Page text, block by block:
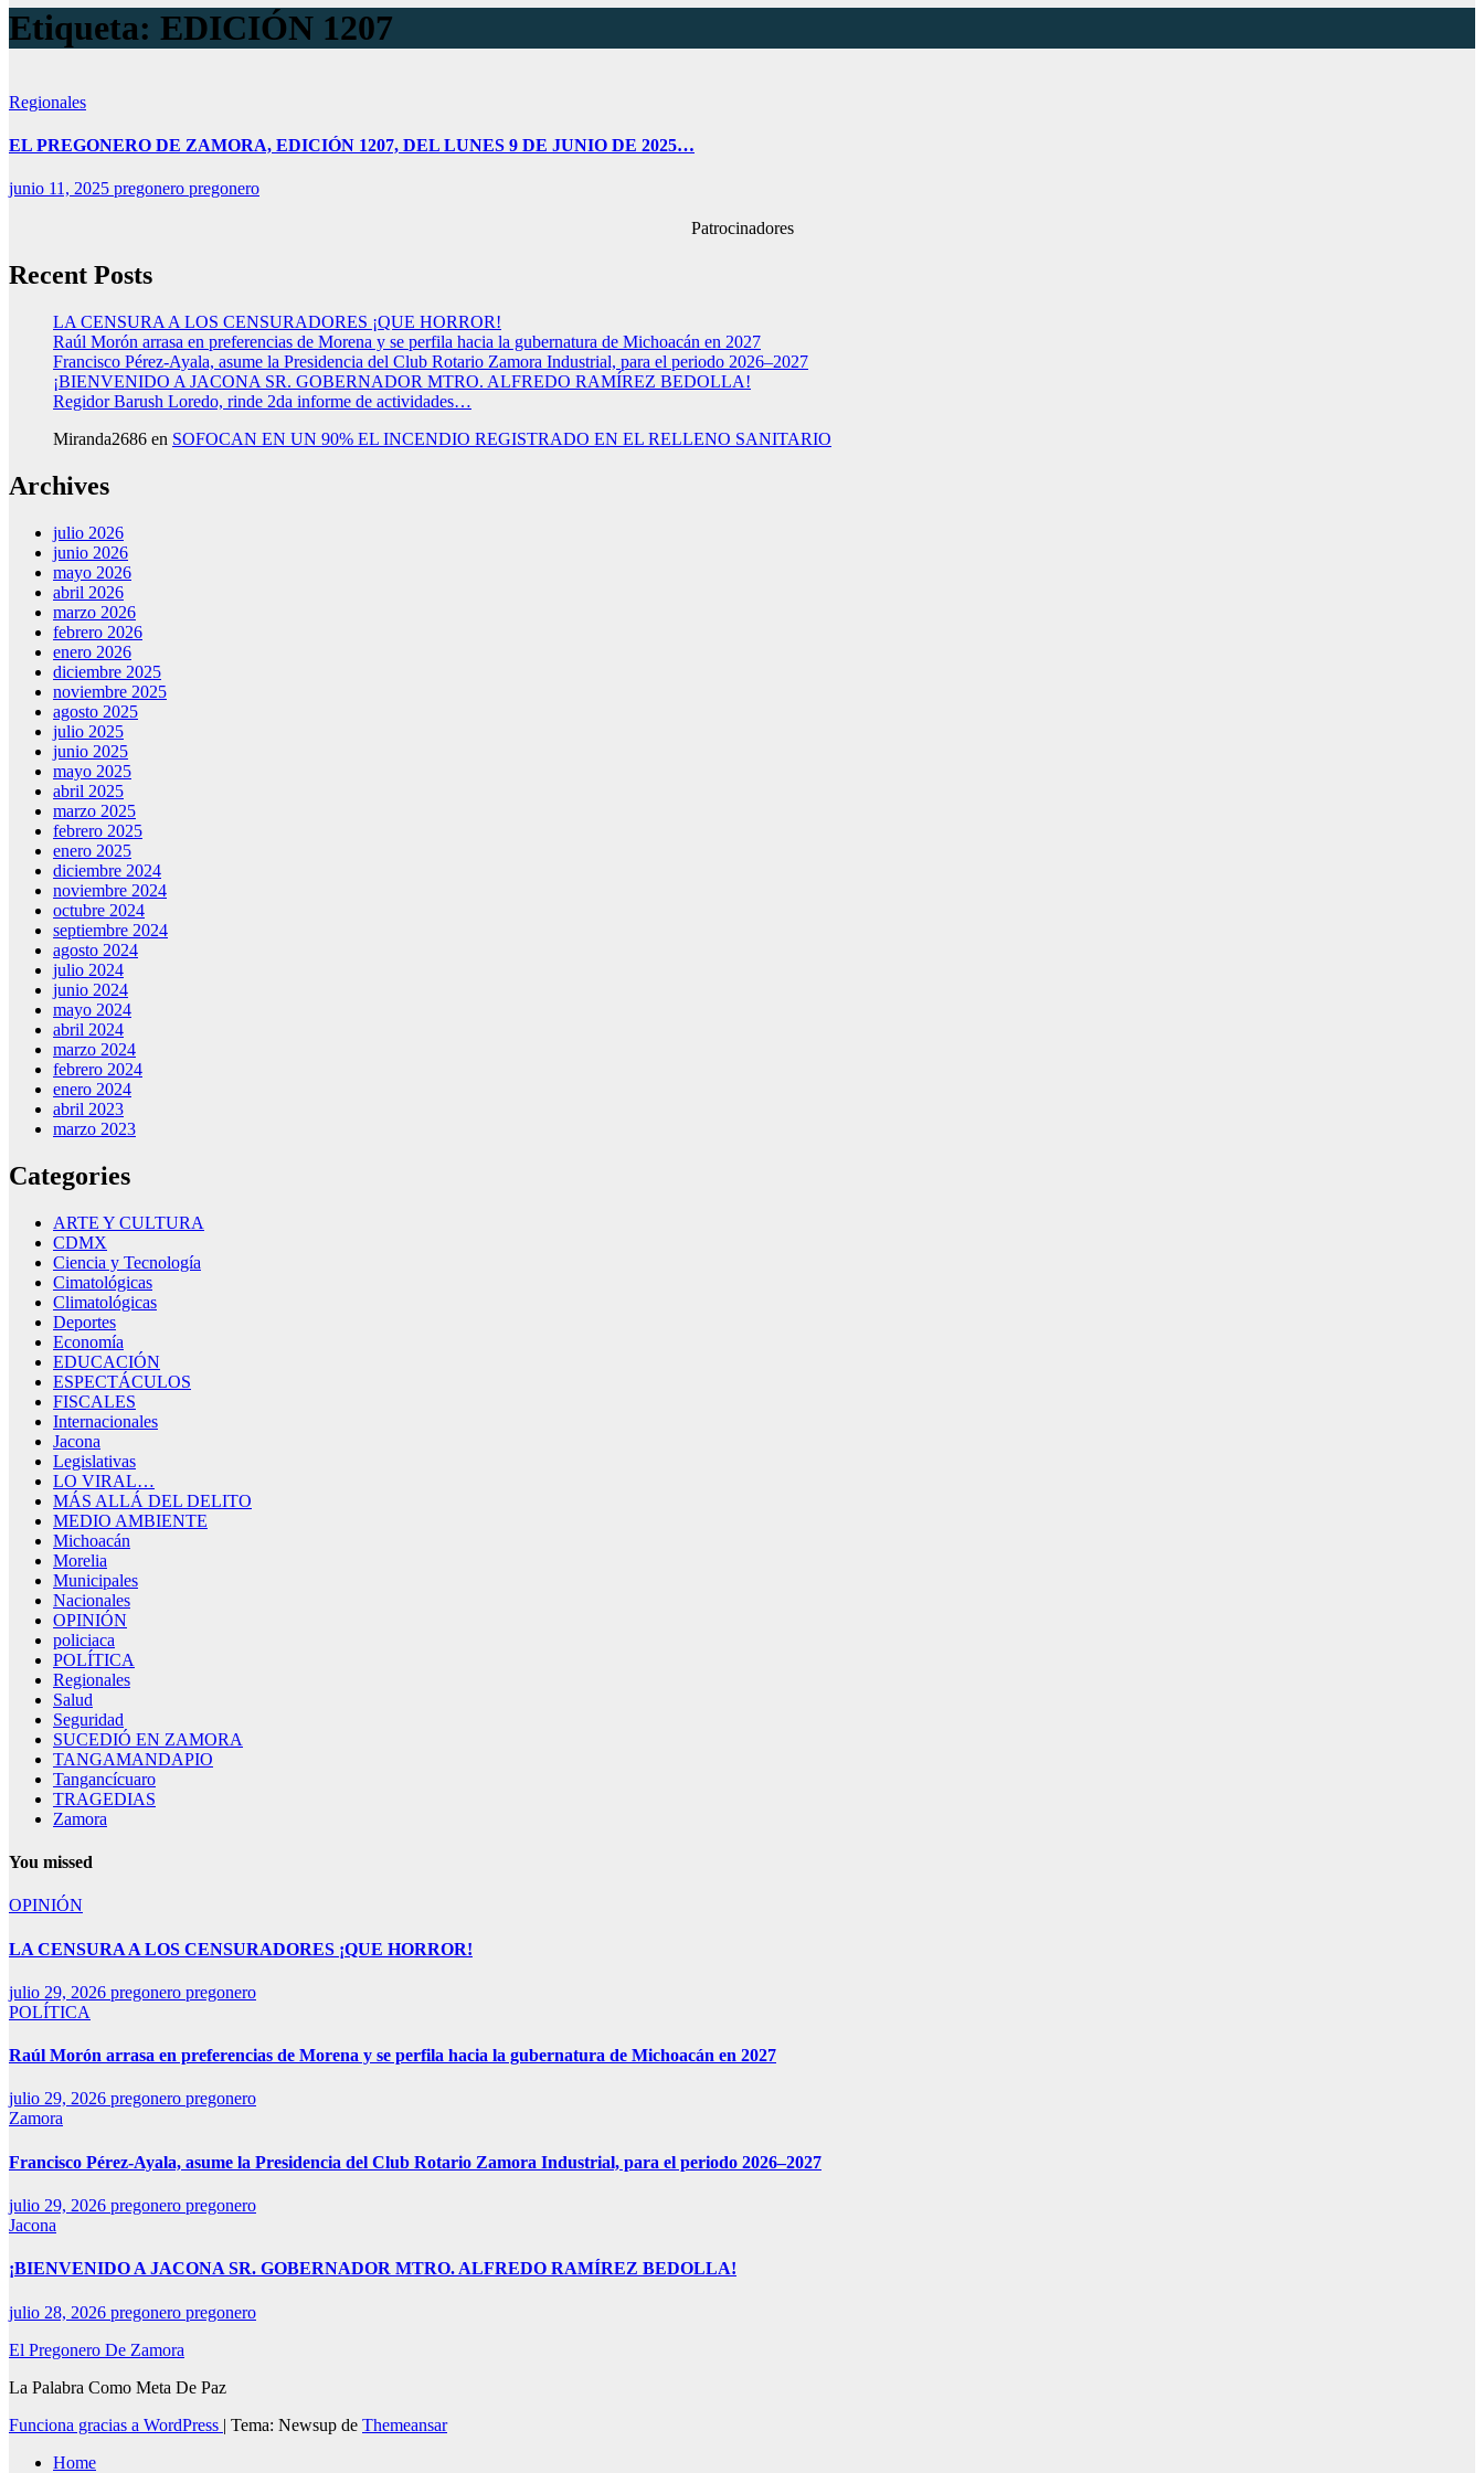
Etiqueta: EDICIÓN 1207
Regionales
EL PREGONERO DE ZAMORA, EDICIÓN 1207, DEL LUNES 9 DE JUNIO DE 2025…
junio 11, 2025 pregonero pregonero
Patrocinadores
Recent Posts
LA CENSURA A LOS CENSURADORES ¡QUE HORROR!
Raúl Morón arrasa en preferencias de Morena y se perfila hacia la gubernatura de Michoacán en 2027
Francisco Pérez-Ayala, asume la Presidencia del Club Rotario Zamora Industrial, para el periodo 2026–2027
¡BIENVENIDO A JACONA SR. GOBERNADOR MTRO. ALFREDO RAMÍREZ BEDOLLA!
Regidor Barush Loredo, rinde 2da informe de actividades…
Miranda2686 en SOFOCAN EN UN 90% EL INCENDIO REGISTRADO EN EL RELLENO SANITARIO
Archives
julio 2026
junio 2026
mayo 2026
abril 2026
marzo 2026
febrero 2026
enero 2026
diciembre 2025
noviembre 2025
agosto 2025
julio 2025
junio 2025
mayo 2025
abril 2025
marzo 2025
febrero 2025
enero 2025
diciembre 2024
noviembre 2024
octubre 2024
septiembre 2024
agosto 2024
julio 2024
junio 2024
mayo 2024
abril 2024
marzo 2024
febrero 2024
enero 2024
abril 2023
marzo 2023
Categories
ARTE Y CULTURA
CDMX
Ciencia y Tecnología
Cimatológicas
Climatológicas
Deportes
Economía
EDUCACIÓN
ESPECTÁCULOS
FISCALES
Internacionales
Jacona
Legislativas
LO VIRAL…
MÁS ALLÁ DEL DELITO
MEDIO AMBIENTE
Michoacán
Morelia
Municipales
Nacionales
OPINIÓN
policiaca
POLÍTICA
Regionales
Salud
Seguridad
SUCEDIÓ EN ZAMORA
TANGAMANDAPIO
Tangancícuaro
TRAGEDIAS
Zamora
You missed
OPINIÓN
LA CENSURA A LOS CENSURADORES ¡QUE HORROR!
julio 29, 2026 pregonero pregonero
POLÍTICA
Raúl Morón arrasa en preferencias de Morena y se perfila hacia la gubernatura de Michoacán en 2027
julio 29, 2026 pregonero pregonero
Zamora
Francisco Pérez-Ayala, asume la Presidencia del Club Rotario Zamora Industrial, para el periodo 2026–2027
julio 29, 2026 pregonero pregonero
Jacona
¡BIENVENIDO A JACONA SR. GOBERNADOR MTRO. ALFREDO RAMÍREZ BEDOLLA!
julio 28, 2026 pregonero pregonero
El Pregonero De Zamora
La Palabra Como Meta De Paz
Funciona gracias a WordPress | Tema: Newsup de Themeansar
Home